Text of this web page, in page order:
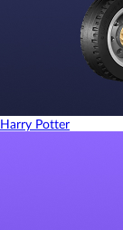
Harry Potter